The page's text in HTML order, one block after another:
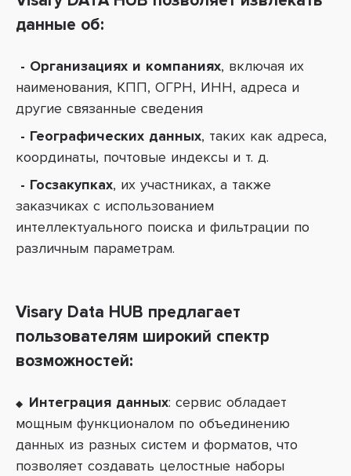
данные об:
- Организациях и компаниях, включая их
наименования, КПП, ОГРН, ИНН, адреса и
другие связанные сведения
- Географических данных, таких как адреса,
координаты, почтовые индексы и т. д.
- Госзакупках, их участниках, а также
заказчиках с использованием
интеллектуального поиска и фильтрации по
различным параметрам.
Visary Data HUB предлагает
пользователям широкий спектр
возможностей:
Интеграция данных: сервис обладает
мощным функционалом по объединению
данных из разных систем и форматов, что
позволяет создавать целостные наборы